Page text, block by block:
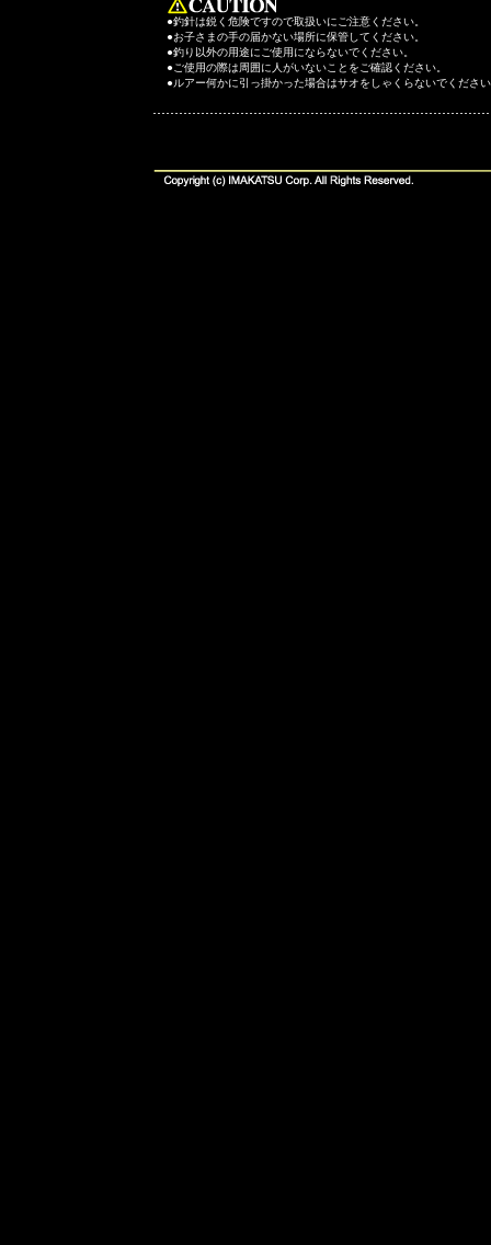
●釣針は鋭く危険ですので取扱いにご注意ください。
●お子さまの手の届かない場所に保管してください。
●釣り以外の用途にご使用にならないでください。
●ご使用の際は周囲に人がいないことをご確認ください。
●ルアー何かに引っ掛かった場合はサオをしゃくらないでくださ